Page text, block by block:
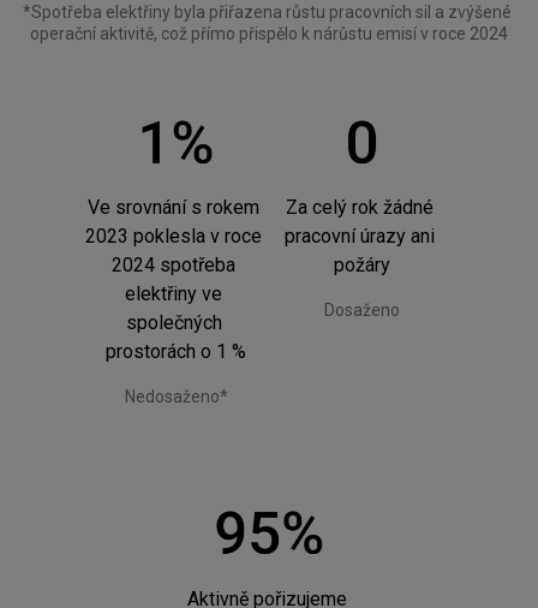
*Spotřeba elektřiny byla přiřazena růstu pracovních sil a zvýšené
operační aktivitě, což přímo přispělo k nárůstu emisí v roce 2024
Ve srovnání s rokem
2023 poklesla v roce
2024 spotřeba
elektřiny ve
společných
prostorách o 1 %
Nedosaženo*
Za celý rok žádné
pracovní úrazy ani
požáry
Dosaženo
Aktivně pořizujeme